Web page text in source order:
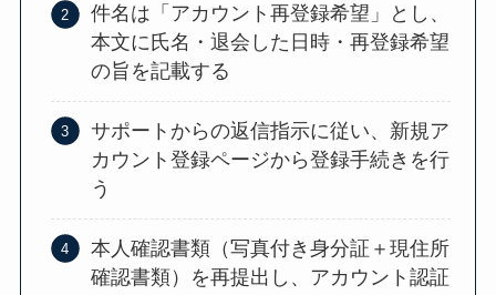
件名は「アカウント再登録希望」とし、
本文に氏名・退会した日時・再登録希望
の旨を記載する
サポートからの返信指示に従い、新規ア
カウント登録ページから登録手続きを行
う
本人確認書類（写真付き身分証＋現住所
確認書類）を再提出し、アカウント認証